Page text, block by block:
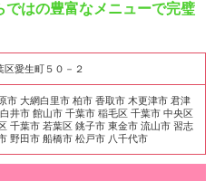
はの豊富なメニューで完璧
区愛生町５０－２
市 大網白里市 柏市 香取市 木更津市 君津
井市 館山市 千葉市 稲毛区 千葉市 中央区
千葉市 若葉区 銚子市 東金市 流山市 習志
野田市 船橋市 松戸市 八千代市